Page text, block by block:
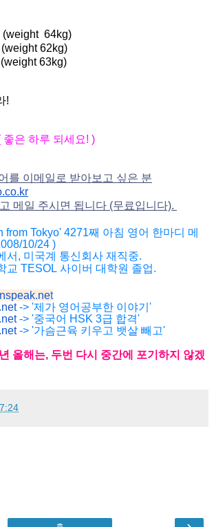
(weight 64kg)
62kg)
63kg)
!
좋은 하루 되세요! )
를 이메일로 받아보고 싶은 분
메일 주시면 됩니다 (무료입니다).
from Tokyo' 4271째 아침 영어 한마디 메
10/24 )
서 , 미국계 통신회사 재직중.
교 TESOL 사이버 대학원 졸업.
t
-> '제가 영어공부한 이야기'
-> '중국어 HSK 3급 합격'
-> '가슴근육 키우고 뱃살 빼고'
년 올해는, 두번 다시 중간에 포기하지 않겠